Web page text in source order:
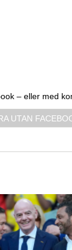
– eller med
UTAN